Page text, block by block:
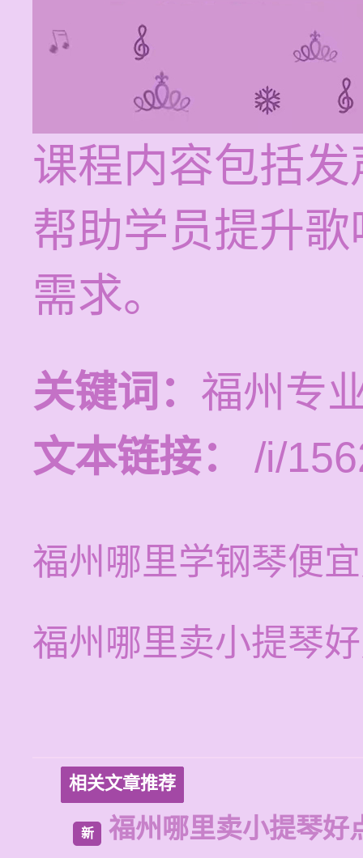
课程内容包括
帮助学员提升
需求。
关键词： 福州专
文本链接：
/i/
福州哪里学钢琴便
福州哪里卖小提琴
相关文章推荐
新 福州哪里卖小提琴好